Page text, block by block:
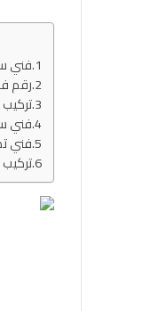
فني
رقم
فني
فني